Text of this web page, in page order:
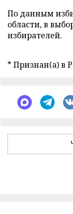
По данным
области, в
избирателей.
* Признан(а) в